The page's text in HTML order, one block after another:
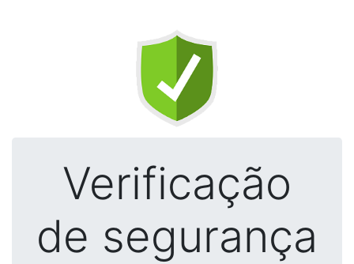
Verificação
de segurança